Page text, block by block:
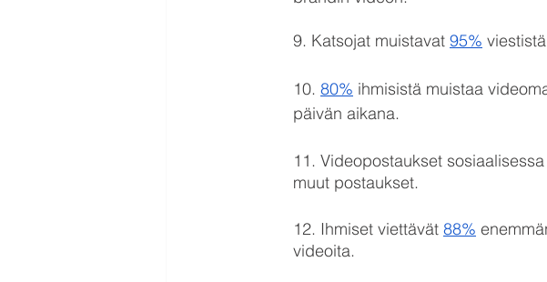
9. Katsojat muistavat 95%
10. 80% ihmisistä muistaa
päivän aikana.
11. Videopostaukset
muut postaukset.
12. Ihmiset viettävät 88%
videoita.